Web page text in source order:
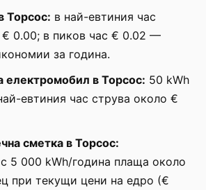
Торсос: в най-евтиния час
€ 0.00; в пиков час € 0.02 —
за година.
електромобил в Торсос: 50 kWh
евтиния час струва около €
сметка в Торсос:
5 000 kWh/година плаща около
при текущи цени на едро (€